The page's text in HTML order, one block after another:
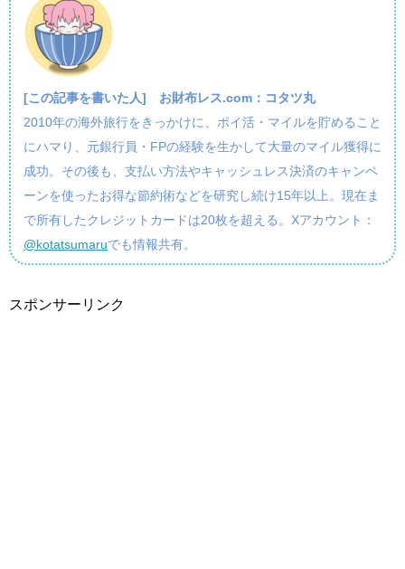
[この記事を書いた人] お財布レス.com：コタツ丸
2010年の海外旅行をきっかけに、ポイ活・マイルを貯めること
にハマり、元銀行員・FPの経験を生かして大量のマイル獲得に
成功。その後も、支払い方法やキャッシュレス決済のキャンペ
ーンを使ったお得な節約術などを研究し続け15年以上。現在ま
で所有したクレジットカードは20枚を超える。Xアカウント：
@kotatsumaruでも情報共有。
スポンサーリンク